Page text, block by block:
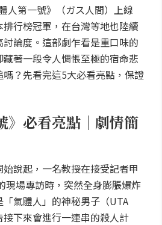
人第一號》（ガス人間）上線
行榜冠軍，在台灣等地也陸續
論度。這部劇乍看是重口味的
著一段令人惆悵至極的宿命悲
？先看完這5大必看亮點，保證
》必看亮點｜劇情簡
說起，一名教授在接受記者甲
現場專訪時，突然全身膨脹爆炸
氣體人」的神秘男子（UTA
下來會進行一連串的殺人計